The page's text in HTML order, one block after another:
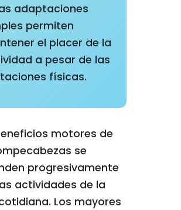
adaptaciones
permiten
el placer de la
a pesar de las
físicas.
motores de
se
progresivamente
actividades de la
Los mayores